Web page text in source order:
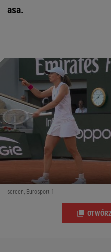
asa.
screen, Eurosport 1